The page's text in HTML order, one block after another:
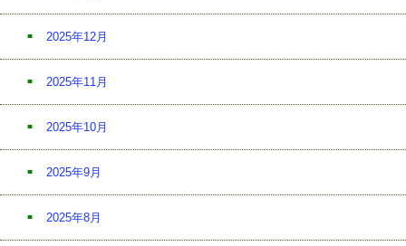
2025年12月
2025年11月
2025年10月
2025年9月
2025年8月